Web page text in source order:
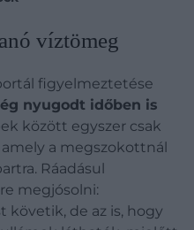
víztömeg
figyelmeztetése
nyugodt időben is
között egyszer csak
a megszokottnál
Ráadásul
megjósolni:
követik, de az is, hogy